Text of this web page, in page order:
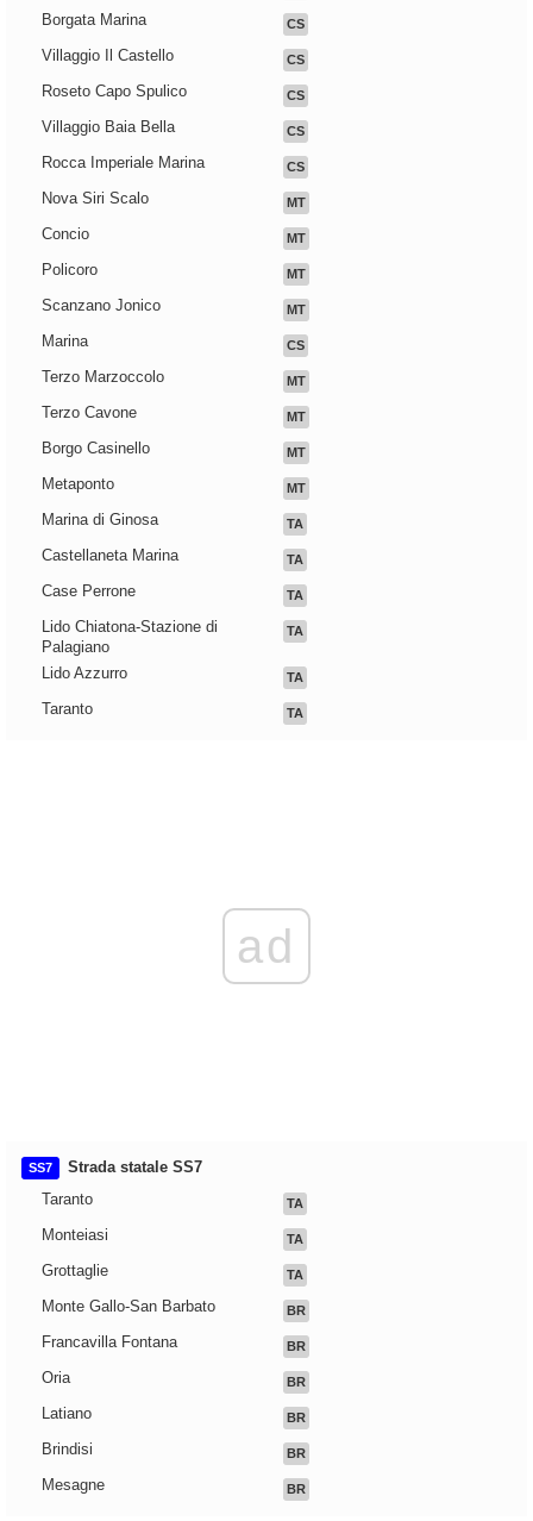
Borgata Marina CS
Villaggio Il Castello CS
Roseto Capo Spulico CS
Villaggio Baia Bella CS
Rocca Imperiale Marina CS
Nova Siri Scalo MT
Concio MT
Policoro MT
Scanzano Jonico MT
Marina CS
Terzo Marzoccolo MT
Terzo Cavone MT
Borgo Casinello MT
Metaponto MT
Marina di Ginosa TA
Castellaneta Marina TA
Case Perrone TA
Lido Chiatona-Stazione di
Palagiano
TA
Lido Azzurro TA
Taranto TA
ad
SS7
Strada statale SS7
Taranto
TA
Monteiasi TA
Grottaglie TA
Monte Gallo-San Barbato BR
Francavilla Fontana BR
Oria BR
Latiano BR
Brindisi BR
Mesagne BR